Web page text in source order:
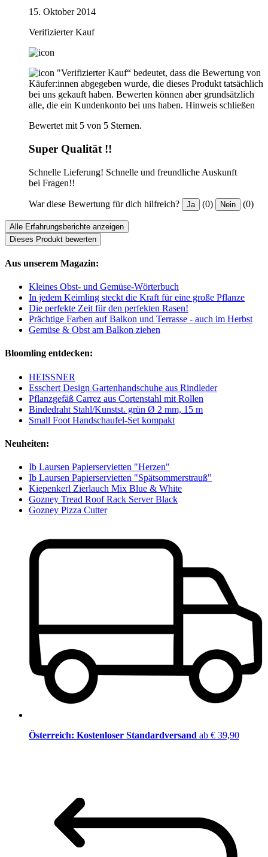
15. Oktober 2014
Verifizierter Kauf
"Verifizierter Kauf“ bedeutet, dass die Bewertung von
Käufer:innen abgegeben wurde, die dieses Produkt tatsächlich
bei uns gekauft haben. Bewerten können aber grundsätzlich
alle, die ein Kundenkonto bei uns haben. Hinweis schließen
Bewertet mit 5 von 5 Sternen.
Super Qualität !!
Schnelle Lieferung! Schnelle und freundliche Auskunft
bei Fragen!!
War diese Bewertung für dich hilfreich? Ja (0) Nein (0)
Alle Erfahrungsberichte anzeigen
Dieses Produkt bewerten
Aus unserem Magazin:
Kleines Obst- und Gemüse-Wörterbuch
In jedem Keimling steckt die Kraft für eine große Pflanze
Die perfekte Zeit für den perfekten Rasen!
Prächtige Farben auf Balkon und Terrasse - auch im Herbst
Gemüse & Obst am Balkon ziehen
Bloomling entdecken:
HEISSNER
Esschert Design Gartenhandschuhe aus Rindleder
Pflanzgefäß Carrez aus Cortenstahl mit Rollen
Bindedraht Stahl/Kunstst. grün Ø 2 mm, 15 m
Small Foot Handschaufel-Set kompakt
Neuheiten:
Ib Laursen Papierservietten "Herzen"
Ib Laursen Papierservietten "Spätsommerstrauß"
Kiepenkerl Zierlauch Mix Blue & White
Gozney Tread Roof Rack Server Black
Gozney Pizza Cutter
Österreich: Kostenloser Standardversand ab € 39,90